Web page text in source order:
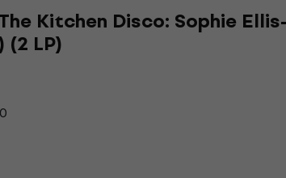
Kitchen Disco: Sophie
LP)